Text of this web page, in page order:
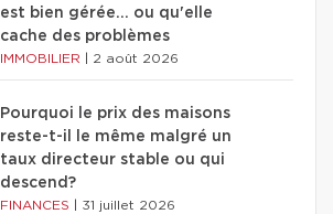
est bien gérée… ou qu'elle
cache des problèmes
IMMOBILIER 2 août 2026
Pourquoi le prix des maisons
reste-t-il le même malgré un
taux directeur stable ou qui
descend?
FINANCES 31 juillet 2026